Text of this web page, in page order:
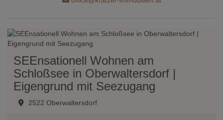
SEEnsationell Wohnen am
Schloßsee in Oberwaltersdorf |
Eigengrund mit Seezugang
2522 Oberwaltersdorf